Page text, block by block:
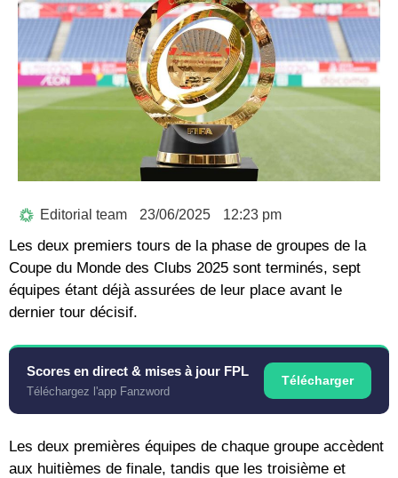
Editorial team 23/06/2025 12:23 pm
Les deux premiers tours de la phase de groupes de la
Coupe du Monde des Clubs 2025 sont terminés, sept
équipes étant déjà assurées de leur place avant le
dernier tour décisif.
Scores en direct & mises à jour FPL
Téléchargez l'app Fanzword
Télécharger
Les deux premières équipes de chaque groupe accèdent
aux huitièmes de finale, tandis que les troisième et